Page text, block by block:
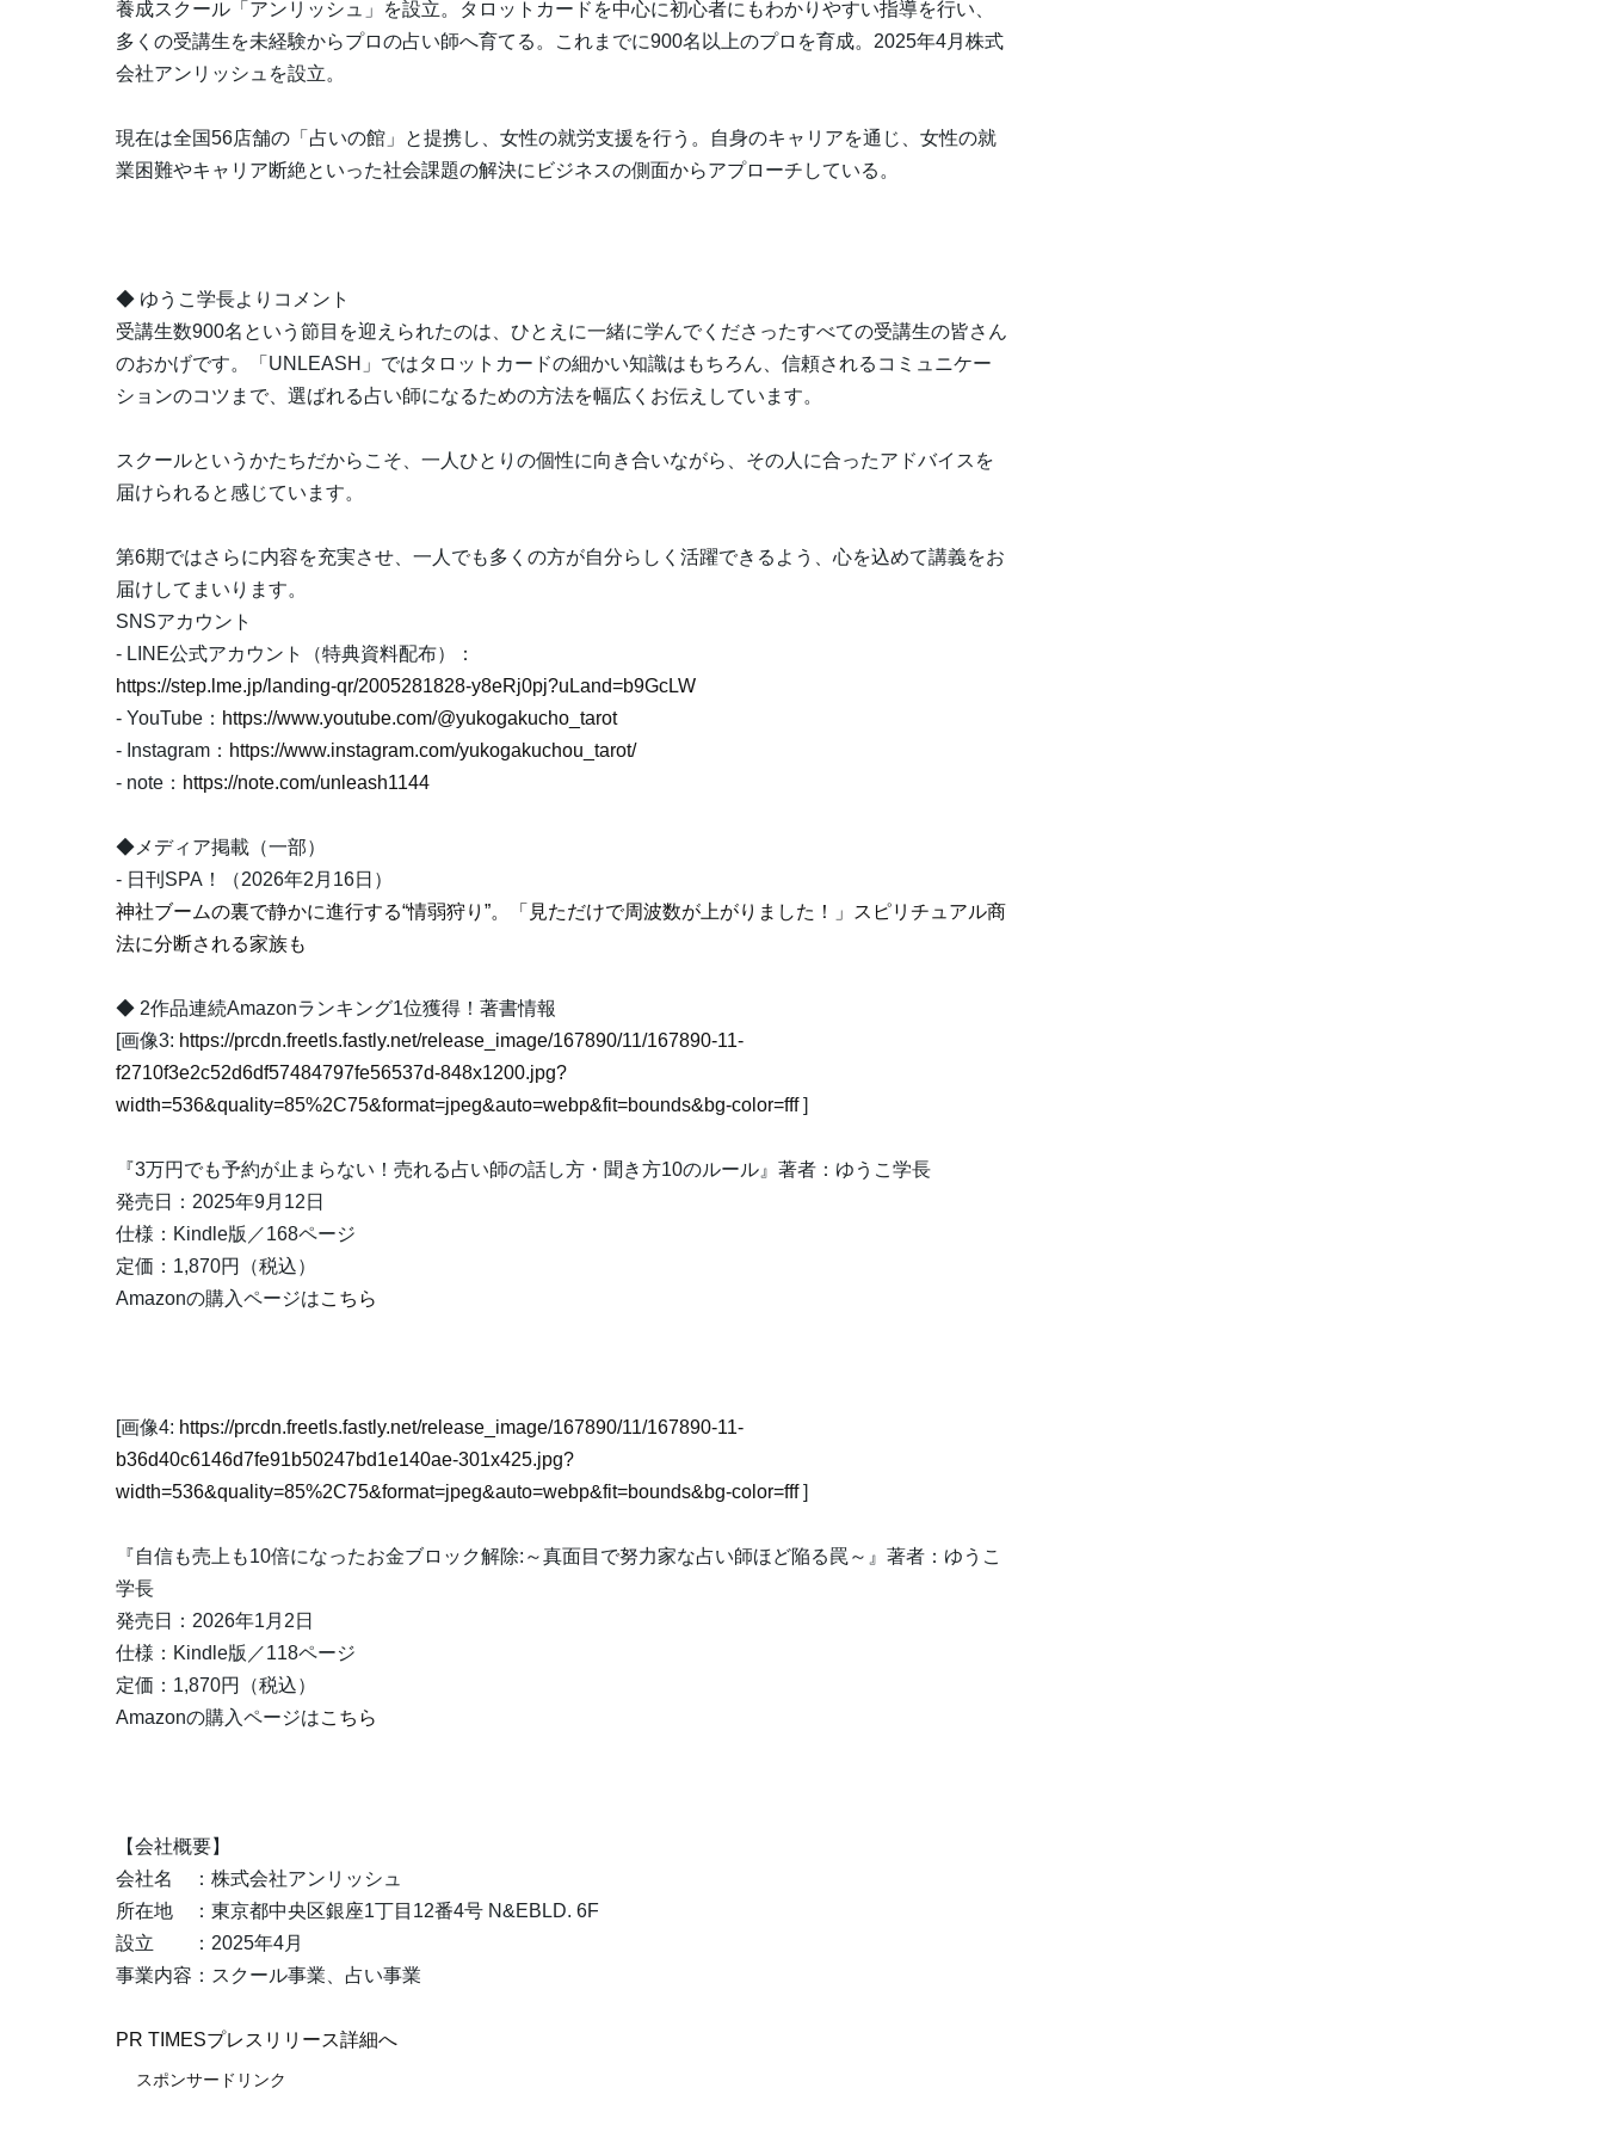
養成スクール「アンリッシュ」を設立。タロットカードを中心に初心者にもわかりやすい指導を行い、
多くの受講生を未経験からプロの占い師へ育てる。これまでに900名以上のプロを育成。2025年4月株式
会社アンリッシュを設立。
現在は全国56店舗の「占いの館」と提携し、女性の就労支援を行う。自身のキャリアを通じ、女性の就
業困難やキャリア断絶といった社会課題の解決にビジネスの側面からアプローチしている。
◆ ゆうこ学長よりコメント
受講生数900名という節目を迎えられたのは、ひとえに一緒に学んでくださったすべての受講生の皆さん
のおかげです。「UNLEASH」ではタロットカードの細かい知識はもちろん、信頼されるコミュニケー
ションのコツまで、選ばれる占い師になるための方法を幅広くお伝えしています。
スクールというかたちだからこそ、一人ひとりの個性に向き合いながら、その人に合ったアドバイスを
届けられると感じています。
第6期ではさらに内容を充実させ、一人でも多くの方が自分らしく活躍できるよう、心を込めて講義をお
届けしてまいります。
SNSアカウント
- LINE公式アカウント（特典資料配布）：
https://step.lme.jp/landing-qr/2005281828-y8eRj0pj?uLand=b9GcLW
- YouTube： https://www.youtube.com/@yukogakucho_tarot
- Instagram： https://www.instagram.com/yukogakuchou_tarot/
- note： https://note.com/unleash1144
◆メディア掲載（一部）
- 日刊SPA！（2026年2月16日）
神社ブームの裏で静かに進行する“情弱狩り”。「見ただけで周波数が上がりました！」スピリチュアル商
法に分断される家族も
◆ 2作品連続Amazonランキング1位獲得！著書情報
[画像3: https://prcdn.freetls.fastly.net/release_image/167890/11/167890-11-
f2710f3e2c52d6df57484797fe56537d-848x1200.jpg?
width=536&quality=85%2C75&format=jpeg&auto=webp&fit=bounds&bg-color=fff]
『3万円でも予約が止まらない！売れる占い師の話し方・聞き方10のルール』著者：ゆうこ学長
発売日：2025年9月12日
仕様：Kindle版／168ページ
定価：1,870円（税込）
Amazonの購入ページはこちら
[画像4: https://prcdn.freetls.fastly.net/release_image/167890/11/167890-11-
b36d40c6146d7fe91b50247bd1e140ae-301x425.jpg?
width=536&quality=85%2C75&format=jpeg&auto=webp&fit=bounds&bg-color=fff]
『自信も売上も10倍になったお金ブロック解除:～真面目で努力家な占い師ほど陥る罠～』著者：ゆうこ
学長
発売日：2026年1月2日
仕様：Kindle版／118ページ
定価：1,870円（税込）
Amazonの購入ページはこちら
【会社概要】
会社名 ：株式会社アンリッシュ
所在地 ：東京都中央区銀座1丁目12番4号 N&EBLD. 6F
設立 ：2025年4月
事業内容：スクール事業、占い事業
PR TIMESプレスリリース詳細へ
スポンサードリンク